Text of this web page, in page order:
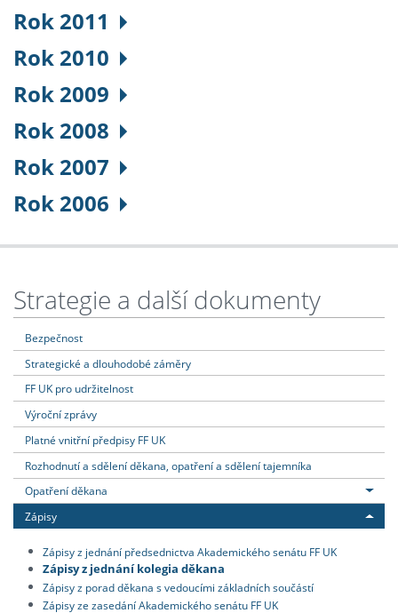
Rok 2011
Rok 2010
Rok 2009
Rok 2008
Rok 2007
Rok 2006
Strategie a další dokumenty
Bezpečnost
Strategické a dlouhodobé záměry
FF UK pro udržitelnost
Výroční zprávy
Platné vnitřní předpisy FF UK
Rozhodnutí a sdělení děkana, opatření a sdělení tajemníka
Opatření děkana
Zápisy
Zápisy z jednání předsednictva Akademického senátu FF UK
Zápisy z jednání kolegia děkana
Zápisy z porad děkana s vedoucími základních součástí
Zápisy ze zasedání Akademického senátu FF UK